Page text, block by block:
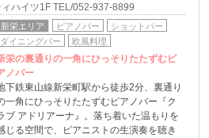
ハイツ1F TEL/052-937-8899
新栄エリア ピアノバー
ショットバー
ダイニングバー
欧風料理
栄の裏通りの一角にひっそりたたずむピ
ノバー
下鉄東山線新栄町駅から徒歩2分、裏通り
一角にひっそりたたずむピアノバー『ク
ブ アドリアーナ』。落ち着いた温もりを
じる空間で、ピアニストの生演奏を聴き